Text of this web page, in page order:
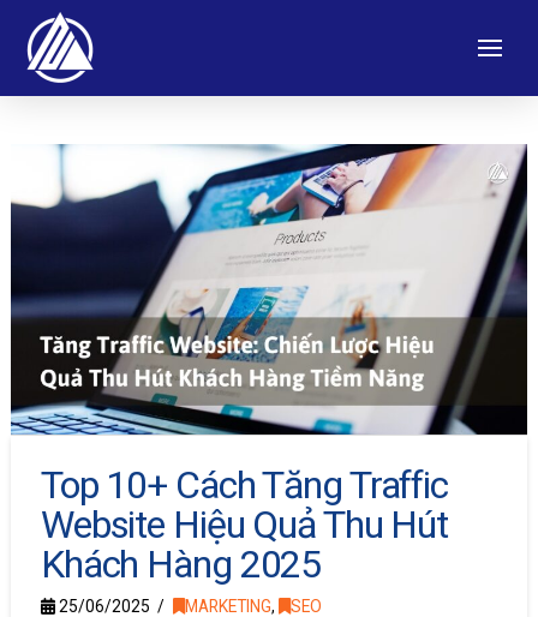
Top 10+ Cách Tăng Traffic
Website Hiệu Quả Thu Hút
Khách Hàng 2025
25/06/2025 MARKETING, SEO